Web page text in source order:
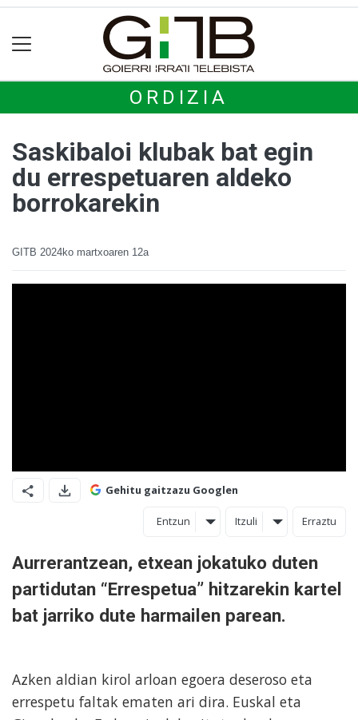
ORDIZIA
Saskibaloi klubak bat egin
du errespetuaren aldeko
borrokarekin
GITB 2024ko martxoaren 12a
Gehitu gaitzazu Googlen
Entzun Itzuli Erraztu
Aurrerantzean, etxean jokatuko duten
partidutan “Errespetua” hitzarekin kartel
bat jarriko dute harmailen parean.
Azken aldian kirol arloan egoera deseroso eta
errespetu faltak ematen ari dira. Euskal eta